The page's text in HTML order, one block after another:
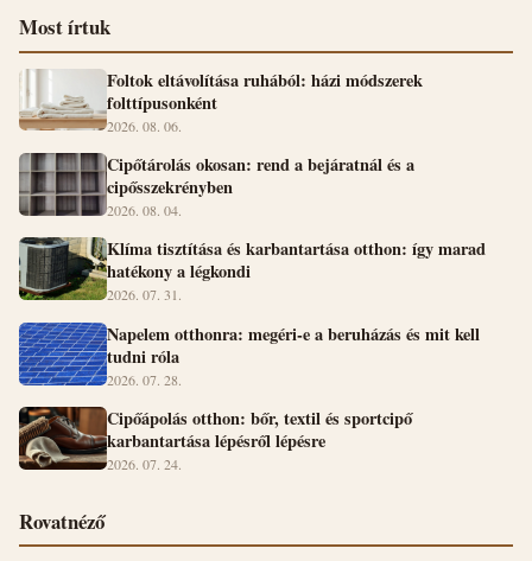
Most írtuk
Foltok eltávolítása ruhából: házi módszerek
folttípusonként
2026. 08. 06.
Cipőtárolás okosan: rend a bejáratnál és a
cipősszekrényben
2026. 08. 04.
Klíma tisztítása és karbantartása otthon: így marad
hatékony a légkondi
2026. 07. 31.
Napelem otthonra: megéri-e a beruházás és mit kell
tudni róla
2026. 07. 28.
Cipőápolás otthon: bőr, textil és sportcipő
karbantartása lépésről lépésre
2026. 07. 24.
Rovatnéző